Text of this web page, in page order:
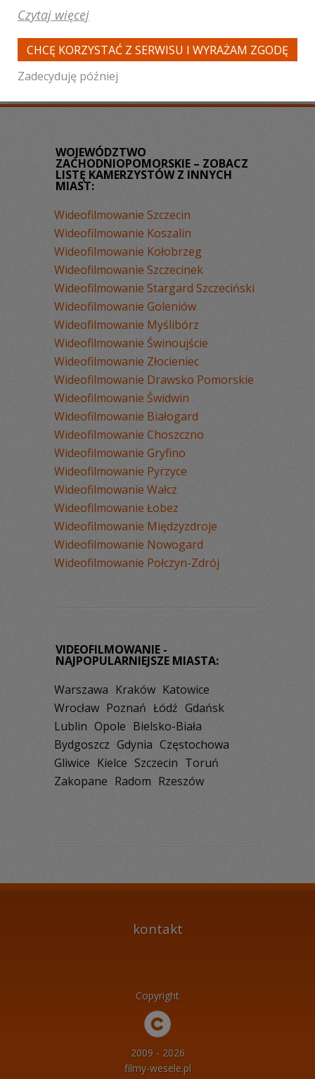
Liczba pozycji:2
WOJEWÓDZTWO
ZACHODNIOPOMORSKIE – ZOBACZ
LISTĘ KAMERZYSTÓW Z INNYCH
MIAST:
Wideofilmowanie Szczecin
Wideofilmowanie Koszalin
Wideofilmowanie Kołobrzeg
Wideofilmowanie Szczecinek
Wideofilmowanie Stargard Szczeciński
Wideofilmowanie Goleniów
Wideofilmowanie Myślibórz
Wideofilmowanie Świnoujście
Wideofilmowanie Złocieniec
Wideofilmowanie Drawsko Pomorskie
Wideofilmowanie Świdwin
Wideofilmowanie Białogard
Wideofilmowanie Choszczno
Wideofilmowanie Gryfino
Wideofilmowanie Pyrzyce
Wideofilmowanie Wałcz
Wideofilmowanie Łobez
Wideofilmowanie Międzyzdroje
Wideofilmowanie Nowogard
Wideofilmowanie Połczyn-Zdrój
VIDEOFILMOWANIE -
NAJPOPULARNIEJSZE MIASTA:
Warszawa Kraków Katowice
Wrocław Poznań Łódź Gdańsk
Lublin Opole Bielsko-Biała
Bydgoszcz Gdynia Częstochowa
Gliwice Kielce Szczecin Toruń
Zakopane Radom Rzeszów
kontakt
Copyright
2009 - 2026
filmy-wesele.pl
Czytaj więcej
CHCĘ KORZYSTAĆ Z SERWISU I WYRAŻAM ZGODĘ
Zadecyduję później